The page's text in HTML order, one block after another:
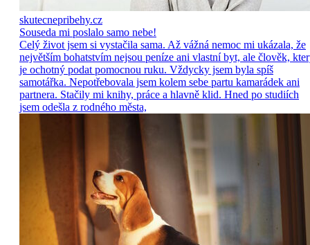
skutecnepribehy.cz
Souseda mi poslalo samo nebe!
Celý život jsem si vystačila sama. Až vážná nemoc mi ukázala, že
největším bohatstvím nejsou peníze ani vlastní byt, ale člověk,
je ochotný podat pomocnou ruku. Vždycky jsem byla spíš
samotářka. Nepotřebovala jsem kolem sebe partu kamarádek ani
partnera. Stačily mi knihy, práce a hlavně klid. Hned po studiích
jsem odešla z rodného města,